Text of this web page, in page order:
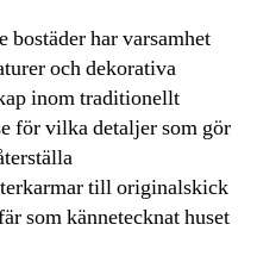
har varsamhet
och dekorativa
inom traditionellt
för vilka detaljer som gör
till originalskick
som kännetecknat huset